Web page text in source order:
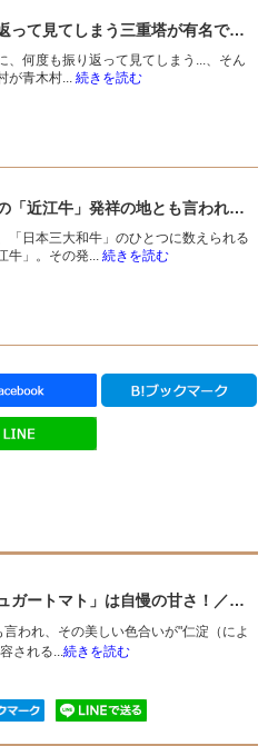
何度でも振り返って見てしまう三重塔が有名です／長野県青木村
、何度も振り返って見てしまう...、そん
が青木村... 続きを読む
ブランド和牛の「近江牛」発祥の地とも言われるまち／滋賀県竜王町
「日本三大和牛」のひとつに数えられる
牛」。その発... 続きを読む
特産品の「シュガートマト」は自慢の甘さ！／高知県日高村
われ、その美しい色合いが"仁淀（によ
される...続きを読む